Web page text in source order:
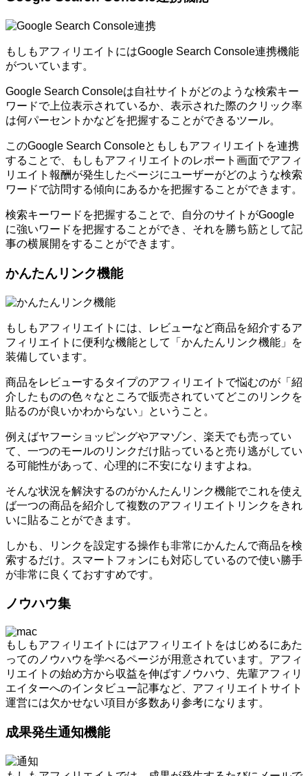
もしもアフィリエイトにはGoogle Search Console連携機能
がついています。
Google Search Consoleは自社サイトがどのような検索キー
ワードで上位表示されているか、表示された際のクリック率
は何パーセントかなどを把握することができるツール。
このGoogle Search Consoleともしもアフィリエイトを連携
することで、もしもアフィリエイトのレポート画面でアフィ
リエイト報酬が発生したページにユーザーがどのような検索
ワードで訪問する傾向にあるかを把握することができます。
検索キーワードを把握することで、自分のサイトがGoogle
に強いワードを把握することができ、それを勝ち筋として記
事の横展開をすることができます。
かんたんリンク機能
もしもアフィリエイトには、レビューなど商品を紹介するア
フィリエイトに便利な機能として「かんたんリンク機能」を
装備しています。
商品をレビューするタイプのアフィリエイトで悩むのが「紹
介したものの色々なところで販売されていてどこのリンクを
貼るのが良いかわからない」ということ。
例えばヤフーショッピングやアマゾン、楽天でも売ってい
て、一つのモールのリンクだけ貼っていると売り逃がしてい
る可能性があって、心理的に不安になりますよね。
そんな状況を解決するのがかんたんリンク機能でこれを使え
ば一つの商品を紹介して複数のアフィリエイトリンクをきれ
いに貼ることができます。
しかも、リンクを設定する操作も非常にかんたんで商品を検
索するだけ。スマートフォンにも対応しているので使い勝手
が非常に良くておすすめです。
ノウハウ集
もしもアフィリエイトにはアフィリエイトをはじめるにあた
ってのノウハウを学べるページが用意されています。アフィ
リエイトの始め方から収益を伸ばすノウハウ、先輩アフィリ
エイターへのインタビュー記事など、アフィリエイトサイト
運営には欠かせない項目が多数あり参考になります。
成果発生通知機能